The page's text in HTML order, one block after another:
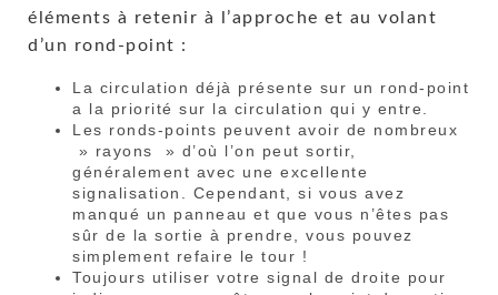
éléments à retenir à l’approche et au volant
d’un rond-point :
La circulation déjà présente sur un rond-point
a la priorité sur la circulation qui y entre.
Les ronds-points peuvent avoir de nombreux
» rayons » d’où l’on peut sortir,
généralement avec une excellente
signalisation. Cependant, si vous avez
manqué un panneau et que vous n’êtes pas
sûr de la sortie à prendre, vous pouvez
simplement refaire le tour !
Toujours utiliser votre signal de droite pour